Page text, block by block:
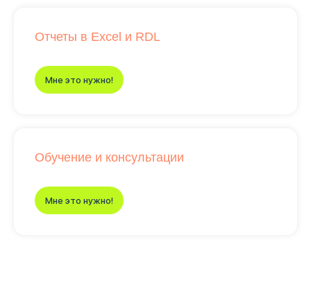
Отчеты в Excel и RDL
Мне это нужно!
Обучение и консультации
Мне это нужно!